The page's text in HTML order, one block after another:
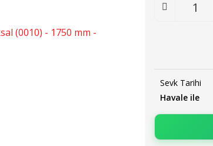
Sevk Tarihi
Havale ile